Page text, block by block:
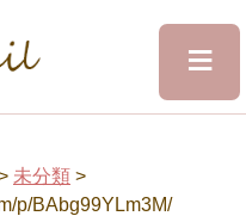
≡
未分類 >
p/BAbg99YLm3M/